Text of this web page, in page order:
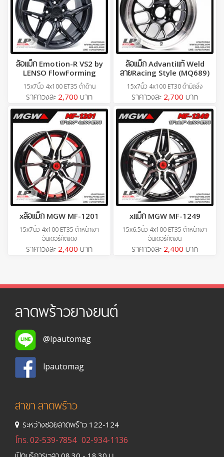
ล้อแม็ก Emotion-R VS2 by
LENSO FlowForming
15x7นิ้ว 4x100 ET35 ดำด้าน
ราคาวงละ 2,700 บาท
ล้อแม็ก Advantiแท้ Weld
ลายRacing Style (MQ689)
15x7นิ้ว 4x100 ET30 ดำมิลลิ่ง
ราคาวงละ 2,700 บาท
xล้อแม็ก MGW MF-1201
15x7นิ้ว 4x100 ET35 ดำหน้าเงา
อันเดอร์คัตแดง
ราคาวงละ 2,400 บาท
xแม็ก MGW MF-1249
15x6.5นิ้ว 4x100 ET35 ดำหน้าเงา
อันเดอร์คัตเงิน
ราคาวงละ 2,400 บาท
ลาดพร้าวยางยนต์
@lpautomag
lpautomag
สาขา ลาดพร้าว
ระหว่างซอยลาดพร้าว 122-124
โทร. 02-539-7854 02-934-1136